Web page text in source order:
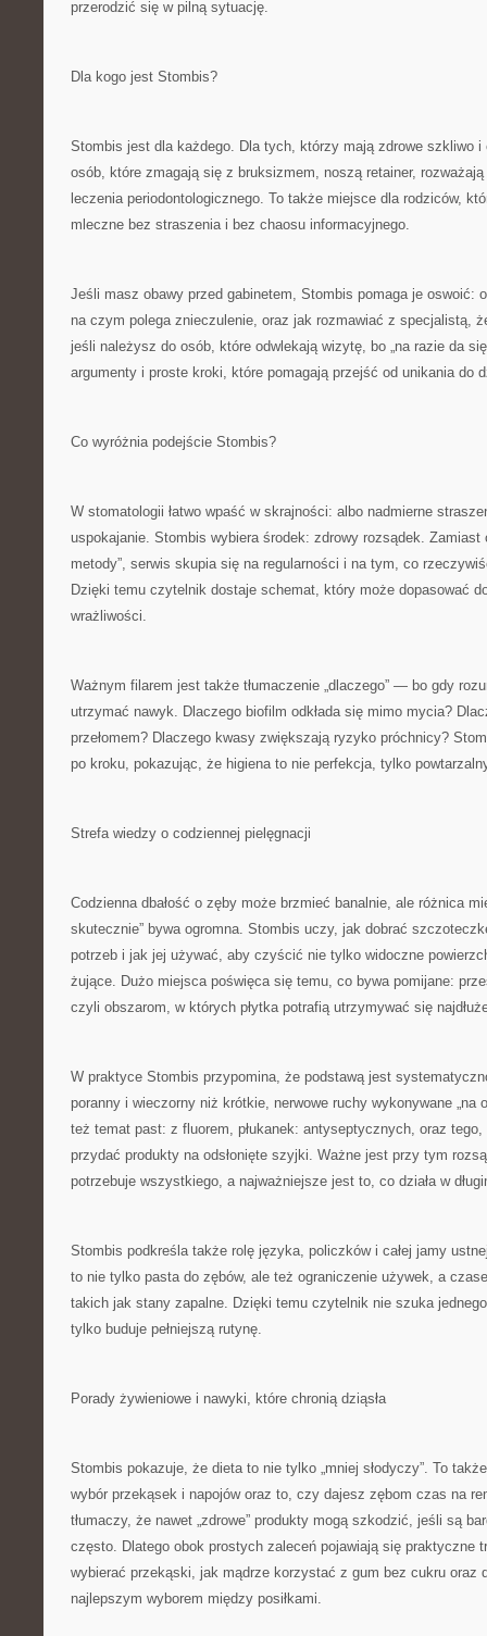
przerodzić się w pilną sytuację.
Dla kogo jest Stombis?
Stombis jest dla każdego. Dla tych, którzy mają zdrowe szkliwo
osób, które zmagają się z bruksizmem, noszą retainer,
leczenia periodontologicznego. To także miejsce dla rodziców,
mleczne bez straszenia i bez chaosu informacyjnego.
Jeśli masz obawy przed gabinetem, Stombis pomaga je oswoić:
na czym polega znieczulenie, oraz jak rozmawiać z specjalistą,
jeśli należysz do osób, które odwlekają wizytę, bo „na razie da
argumenty i proste kroki, które pomagają przejść od unikania do
Co wyróżnia podejście Stombis?
W stomatologii łatwo wpaść w skrajności: albo nadmierne
uspokajanie. Stombis wybiera środek: zdrowy rozsądek. Zamiast
metody”, serwis skupia się na regularności i na tym, co
Dzięki temu czytelnik dostaje schemat, który może dopasować
wrażliwości.
Ważnym filarem jest także tłumaczenie „dlaczego” — bo gdy
utrzymać nawyk. Dlaczego biofilm odkłada się mimo mycia?
przełomem? Dlaczego kwasy zwiększają ryzyko próchnicy?
po kroku, pokazując, że higiena to nie perfekcja, tylko
Strefa wiedzy o codziennej pielęgnacji
Codzienna dbałość o zęby może brzmieć banalnie, ale różnica
skutecznie” bywa ogromna. Stombis uczy, jak dobrać
potrzeb i jak jej używać, aby czyścić nie tylko widoczne
żujące. Dużo miejsca poświęca się temu, co bywa pomijane:
czyli obszarom, w których płytka potrafią utrzymywać się
W praktyce Stombis przypomina, że podstawą jest
poranny i wieczorny niż krótkie, nerwowe ruchy wykonywane „na
też temat past: z fluorem, płukanek: antyseptycznych, oraz
przydać produkty na odsłonięte szyjki. Ważne jest przy tym
potrzebuje wszystkiego, a najważniejsze jest to, co działa w
Stombis podkreśla także rolę języka, policzków i całej jamy
to nie tylko pasta do zębów, ale też ograniczenie używek, a
takich jak stany zapalne. Dzięki temu czytelnik nie szuka
tylko buduje pełniejszą rutynę.
Porady żywieniowe i nawyki, które chronią dziąsła
Stombis pokazuje, że dieta to nie tylko „mniej słodyczy”. To
wybór przekąsek i napojów oraz to, czy dajesz zębom czas na
tłumaczy, że nawet „zdrowe” produkty mogą szkodzić, jeśli są
często. Dlatego obok prostych zaleceń pojawiają się praktyczne
wybierać przekąski, jak mądrze korzystać z gum bez cukru oraz
najlepszym wyborem między posiłkami.